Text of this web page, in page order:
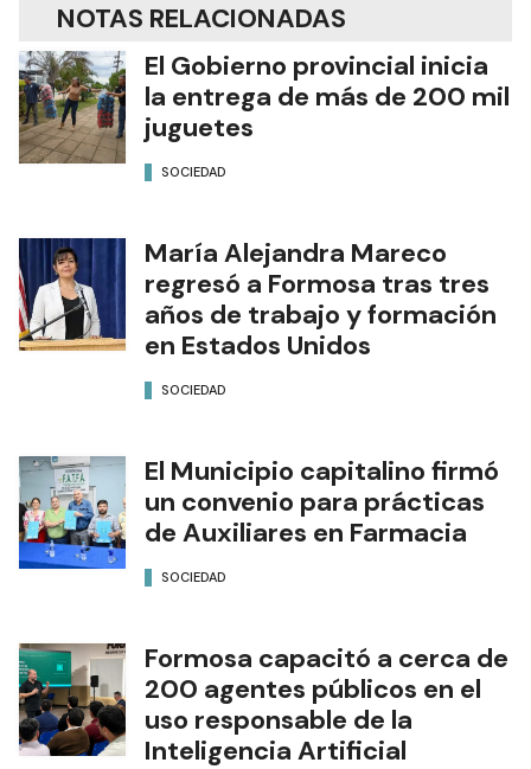
NOTAS RELACIONADAS
El Gobierno provincial inicia
la entrega de más de 200 mil
juguetes
SOCIEDAD
María Alejandra Mareco
regresó a Formosa tras tres
años de trabajo y formación
en Estados Unidos
SOCIEDAD
El Municipio capitalino firmó
un convenio para prácticas
de Auxiliares en Farmacia
SOCIEDAD
Formosa capacitó a cerca de
200 agentes públicos en el
uso responsable de la
Inteligencia Artificial